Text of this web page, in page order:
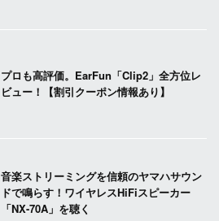
プロも高評価。EarFun「Clip2」全方位レ
ビュー！【割引クーポン情報あり】
音楽ストリーミングを信頼のヤマハサウン
ドで鳴らす！ワイヤレスHiFiスピーカー
「NX-70A」を聴く